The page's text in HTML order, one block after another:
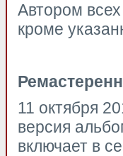
Автором
кроме
11 октября
версия
включает в